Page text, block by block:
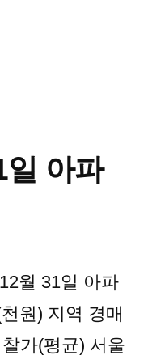
아파
월 31일 아파
원) 지역 경매
가(평균) 서울